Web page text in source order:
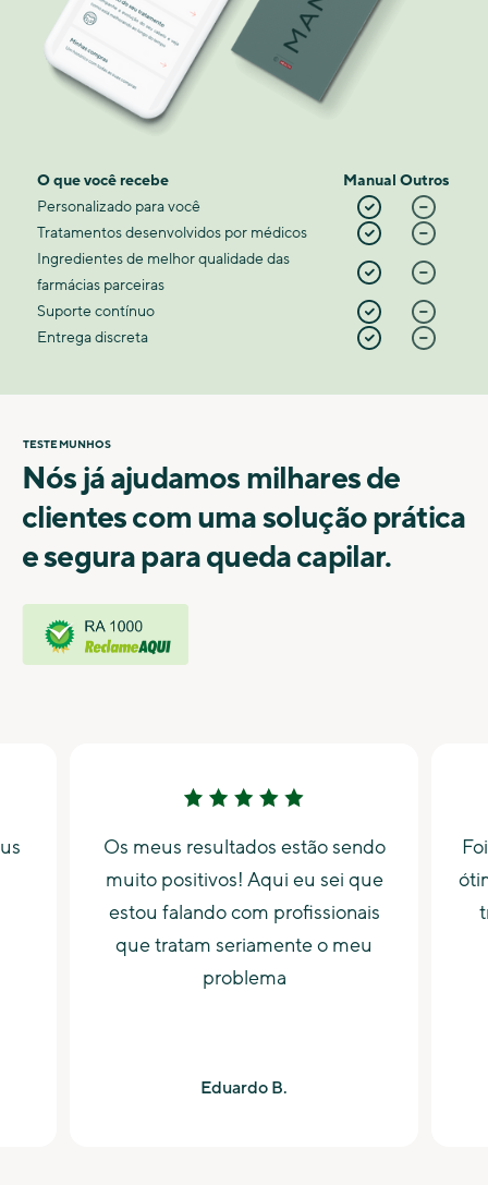
O que você recebe Manual Outros
Personalizado para você
Tratamentos desenvolvidos por médicos
Ingredientes de melhor qualidade das
farmácias parceiras
Suporte contínuo
Entrega discreta
TESTEMUNHOS
Nós já ajudamos milhares de
clientes com uma solução prática
e segura para queda capilar.
Os meus resultados estão sendo
muito positivos! Aqui eu sei que
estou falando com profissionais
que tratam seriamente o meu
problema
Eduardo B.